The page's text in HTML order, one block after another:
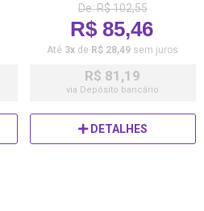
De: R$ 102,55
R$ 85,46
Até 3x de R$ 28,49 sem juros
R$ 81,19
via Depósito bancário
DETALHES